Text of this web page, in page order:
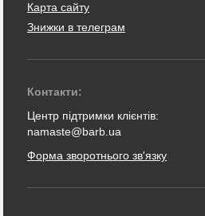
Карта сайту
Знижки в телеграм
Контакти:
Центр підтримки клієнтів:
namaste@barb.ua
Форма зворотнього зв'язку